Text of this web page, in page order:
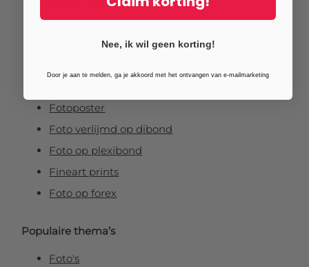
Foto op aluminium
Foto op canvas
Fotoposter
Foto verlijmd op dibond
Foto op plexibond
Fineart prints
Foto op forex
Populaire thema’s
Foto's
Nee, ik wil geen korting!
Door je aan te melden, ga je akkoord met het ontvangen van e-mailmarketing